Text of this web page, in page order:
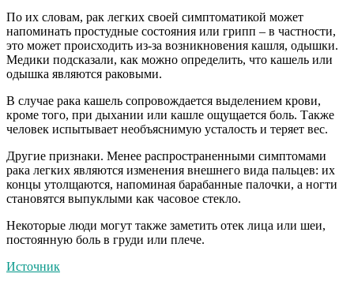
По их словам, рак легких своей симптоматикой может
напоминать простудные состояния или грипп – в частности,
это может происходить из-за возникновения кашля, одышки.
Медики подсказали, как можно определить, что кашель или
одышка являются раковыми.
В случае рака кашель сопровождается выделением крови,
кроме того, при дыхании или кашле ощущается боль. Также
человек испытывает необъяснимую усталость и теряет вес.
Другие признаки. Менее распространенными симптомами
рака легких являются изменения внешнего вида пальцев: их
концы утолщаются, напоминая барабанные палочки, а ногти
становятся выпуклыми как часовое стекло.
Некоторые люди могут также заметить отек лица или шеи,
постоянную боль в груди или плече.
Источник